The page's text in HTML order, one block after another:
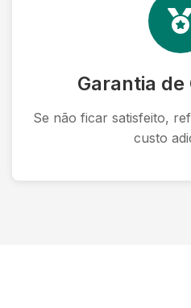
Garantia de
Se não ficar satisfeito,
custo